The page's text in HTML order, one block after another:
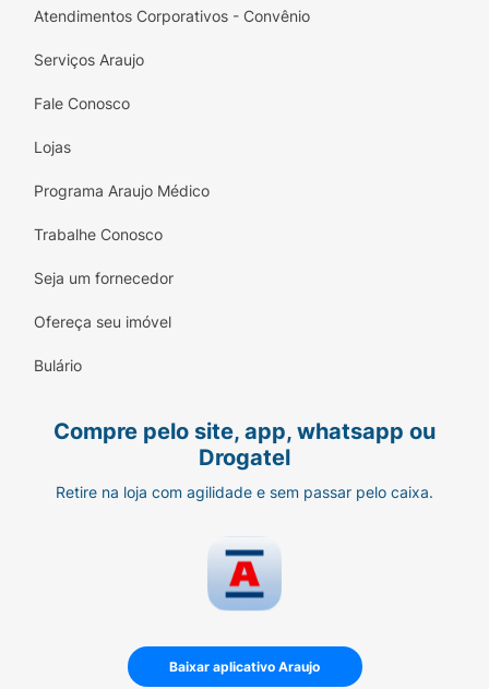
Atendimentos Corporativos - Convênio
Serviços Araujo
Fale Conosco
Lojas
Programa Araujo Médico
Trabalhe Conosco
Seja um fornecedor
Ofereça seu imóvel
Bulário
Compre pelo site, app, whatsapp ou
Drogatel
Retire na loja com agilidade e sem passar pelo caixa.
Baixar aplicativo Araujo